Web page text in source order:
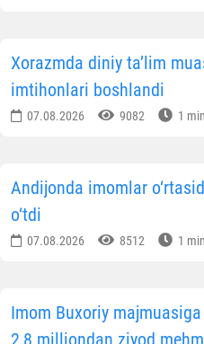
Xorazmda diniy ta’lim
imtihonlari boshlandi
07.08.2026 9082 1
Andijonda imomlar
o‘tdi
07.08.2026 8512 1
Imom Buxoriy
2,8 milliondan ziyod